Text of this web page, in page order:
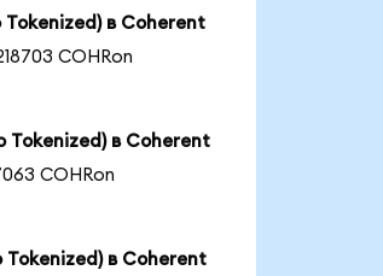
Tokenized) в Coherent
COHRon
Tokenized) в Coherent
COHRon
Tokenized) в Coherent